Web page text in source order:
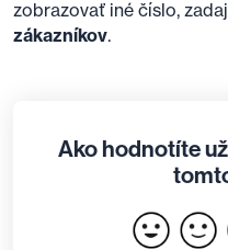
zobrazovať iné číslo,
zákazníkov.
Ako hodnotíte